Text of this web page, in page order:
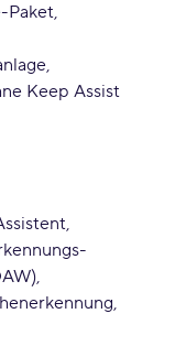
Paket
Keep Assist